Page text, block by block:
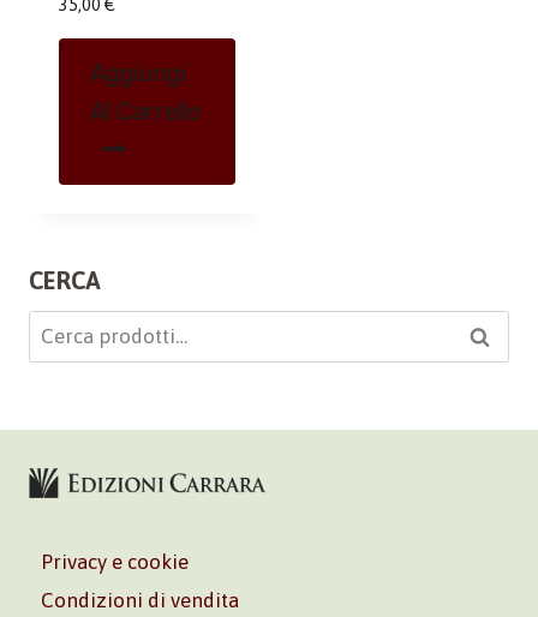
35,00 €
Aggiungi
Al Carrello
CERCA
Cerca: Cerca
Privacy e cookie
Condizioni di vendita